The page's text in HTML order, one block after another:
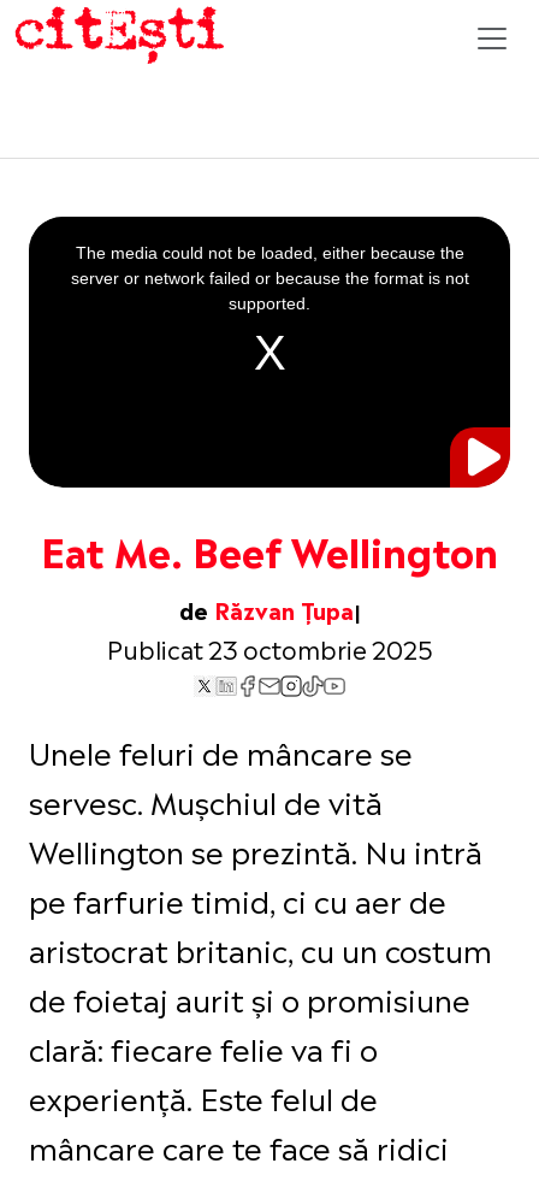
Eat Me. Beef Wellington
de Răzvan Țupa
Publicat 23 octombrie 2025
This
is
a
The media could not be loaded, either because the
server or network failed or because the format is not
supported.
Unele feluri de mâncare se
servesc. Mușchiul de vită
Wellington se prezintă. Nu intră
pe farfurie timid, ci cu aer de
aristocrat britanic, cu un costum
de foietaj aurit și o promisiune
clară: fiecare felie va fi o
experiență. Este felul de
mâncare care te face să ridici